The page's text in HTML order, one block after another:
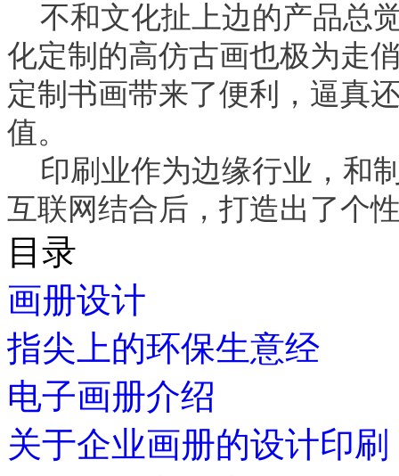
不和文化扯上边的产品总
化定制的高仿古画也极为走
定制书画带来了便利，逼真
值。
印刷业作为边缘行业，和
互联网结合后，打造出了个
目录
画册设计
指尖上的环保生意经
电子画册介绍
关于企业画册的设计印刷